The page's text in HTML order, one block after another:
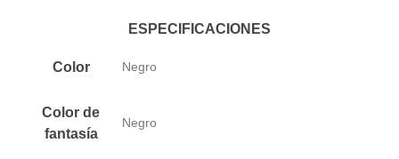
ESPECIFICACIONES
Color Negro
Color de
fantasía
Negro